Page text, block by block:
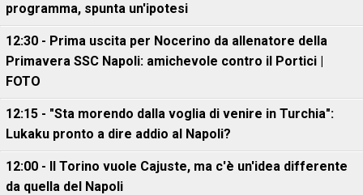
programma, spunta un'ipotesi
12:30 - Prima uscita per Nocerino da allenatore della
Primavera SSC Napoli: amichevole contro il Portici |
FOTO
12:15 - "Sta morendo dalla voglia di venire in Turchia":
Lukaku pronto a dire addio al Napoli?
12:00 - Il Torino vuole Cajuste, ma c'è un'idea differente
da quella del Napoli